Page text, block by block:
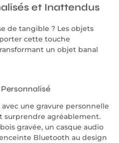
et Inattendus
de tangible ? Les objets
cette touche
un objet banal
une gravure personnelle
surprendre agréablement.
gravée, un casque audio
Bluetooth au design